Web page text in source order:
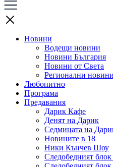
Новини
Водещи новини
Новини България
Новини от Света
Регионални новини
Любопитно
Програма
Предавания
Дарик Кафе
Денят на Дарик
Седмицата на
Новините в 18
Ники Кънчев Шоу
Следобедният